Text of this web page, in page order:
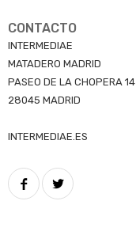
CONTACTO
INTERMEDIAE
MATADERO MADRID
PASEO DE LA CHOPERA 14
28045 MADRID
INTERMEDIAE.ES